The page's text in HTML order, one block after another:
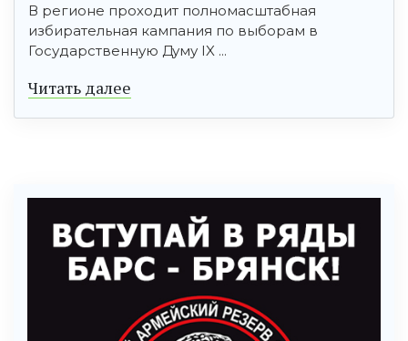
В регионе проходит полномасштабная
избирательная кампания по выборам в
Государственную Думу IX ...
Читать далее